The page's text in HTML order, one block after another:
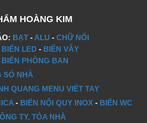
HOÀNG KIM
BẠT - ALU - CHỮ NỔI
BIỂN LED - BIỂN VẪY
BIỂN PHÒNG BAN
SỐ NHÀ
QUANG MENU VIẾT TAY
- BIỂN NỘI QUY INOX - BIỂN WC
TY, TÒA NHÀ